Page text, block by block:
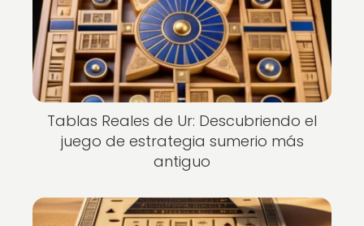
Tablas Reales de Ur: Descubriendo el
juego de estrategia sumerio más
antiguo